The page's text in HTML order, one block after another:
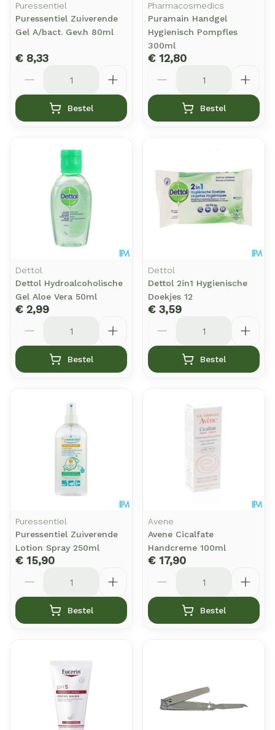
Puressentiel
Puressentiel Zuiverende
Gel A/bact. Gev.h 80ml
€ 8,33
Bestel
Pharmacosmedics
Puramain Handgel
Hygienisch Pompfles
300ml
€ 12,80
Bestel
Dettol
Dettol Hydroalcoholische
Gel Aloe Vera 50ml
€ 2,99
Bestel
Dettol
Dettol 2in1 Hygienische
Doekjes 12
€ 3,59
Bestel
Puressentiel
Puressentiel Zuiverende
Lotion Spray 250ml
€ 15,90
Bestel
Avene
Avene Cicalfate
Handcreme 100ml
€ 17,90
Bestel